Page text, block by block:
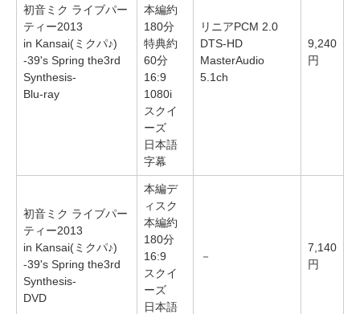
初音ミク ライブパー
ティー2013
in Kansai(ミクパ♪)
-39's Spring the3rd
Synthesis-
Blu-ray
本編約
180分
特典約
60分
16:9
1080i
スクイ
ーズ
日本語
字幕
リニアPCM 2.0
DTS-HD
MasterAudio
5.1ch
9,240
円
初音ミク ライブパー
ティー2013
in Kansai(ミクパ♪)
-39's Spring the3rd
Synthesis-
DVD
本編デ
ィスク
本編約
180分
16:9
スクイ
ーズ
日本語
－
7,140
円